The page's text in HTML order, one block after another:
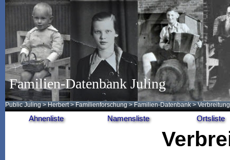
Familien-Datenbank Juling
Public Juling >Herbert >Familienforschung >Familien-Datenbank >
Ahnenliste Namensliste Ortsliste